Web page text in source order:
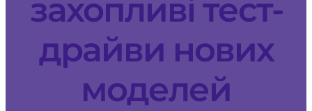
захопливі тест-
драйви нових
моделей